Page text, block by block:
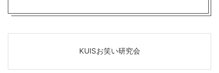
KUISお笑い研究会